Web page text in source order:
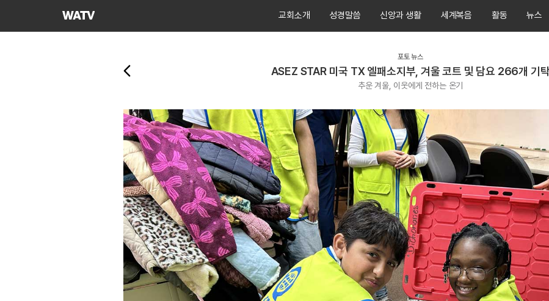
하나님의교회
교회소개 성경말씀 신앙과 생활 세계복음 활동 뉴스
포토 뉴스
ASEZ STAR 미국 TX 엘패소지부, 겨울 코트 및 담요 266개 기
추운 겨울, 이웃에게 전하는 온기